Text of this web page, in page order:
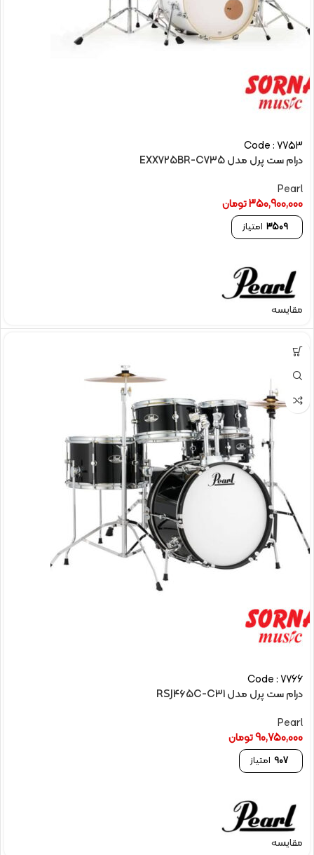
Code : 7753
درام ست پرل مدل EXX725BR-C735
Pearl
350,900,000تومان
3509 امتیاز
مقایسه
Code : 7766
درام ست پرل مدل RSJ465C-C31
Pearl
90,750,000تومان
907 امتیاز
مقایسه